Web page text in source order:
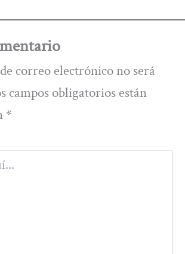
correo electrónico no será
campos obligatorios están
*